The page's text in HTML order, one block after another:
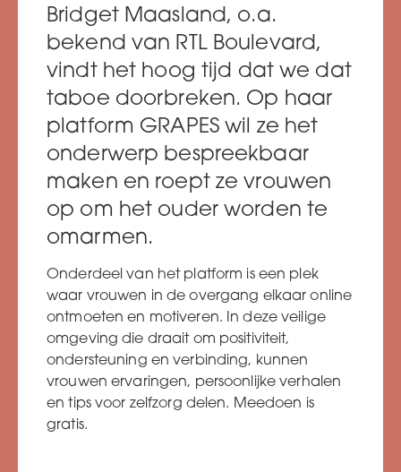
Bridget Maasland, o.a.
bekend van RTL Boulevard,
vindt het hoog tijd dat we dat
taboe doorbreken. Op haar
platform GRAPES wil ze het
onderwerp bespreekbaar
maken en roept ze vrouwen
op om het ouder worden te
omarmen.
Onderdeel van het platform is een plek
waar vrouwen in de overgang elkaar online
ontmoeten en motiveren. In deze veilige
omgeving die draait om positiviteit,
ondersteuning en verbinding, kunnen
vrouwen ervaringen, persoonlijke verhalen
en tips voor zelfzorg delen. Meedoen is
gratis.